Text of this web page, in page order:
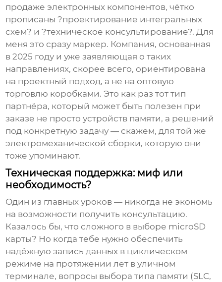
продаже электронных компонентов, чётко
прописаны ?проектирование интегральных
схем? и ?техническое консультирование?. Для
меня это сразу маркер. Компания, основанная
в 2025 году и уже заявляющая о таких
направлениях, скорее всего, ориентирована
на проектный подход, а не на оптовую
торговлю коробками. Это как раз тот тип
партнёра, который может быть полезен при
заказе не просто устройств памяти, а решений
под конкретную задачу — скажем, для той же
электромеханической сборки, которую они
тоже упоминают.
Техническая поддержка: миф или
необходимость?
Один из главных уроков — никогда не экономь
на возможности получить консультацию.
Казалось бы, что сложного в выборе microSD
карты? Но когда тебе нужно обеспечить
надёжную запись данных в циклическом
режиме на протяжении лет в уличном
терминале, вопросы выбора типа памяти (SLC,